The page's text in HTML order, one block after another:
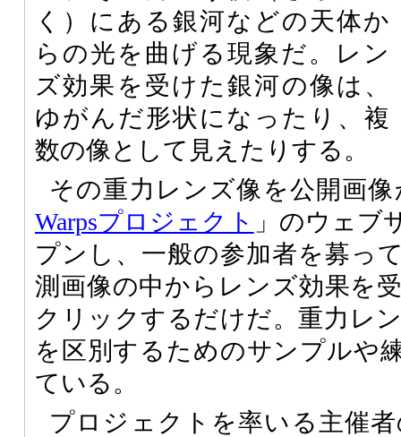
く）にある銀河などの天体か
らの光を曲げる現象だ。レン
ズ効果を受けた銀河の像は、
ゆがんだ形状になったり、複
数の像として見えたりする。
その重力レンズ像を公開画
Warpsプロジェクト 」のウェブ
プンし、一般の参加者を募っ
測画像の中からレンズ効果を
クリックするだけだ。重力レ
を区別するためのサンプルや
ている。
プロジェクトを率いる主催者